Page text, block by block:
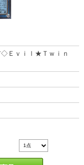
◇Ｅｖｉｌ★Ｔｗｉｎ